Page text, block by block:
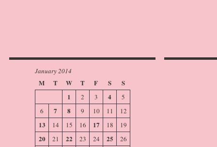
January 2014
M T W T F S
S
1
2 3 4
5
6
7 8 9 10 11 12
13 14 15 16 17 18 19
20 21 22 23 24 25 26